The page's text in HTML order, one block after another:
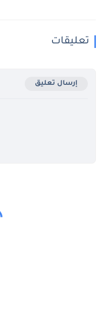
تعليقات
إرسال تعليق